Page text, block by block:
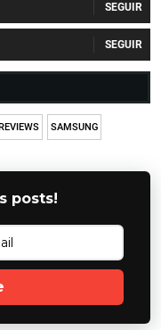
SAMSUNG
posts!